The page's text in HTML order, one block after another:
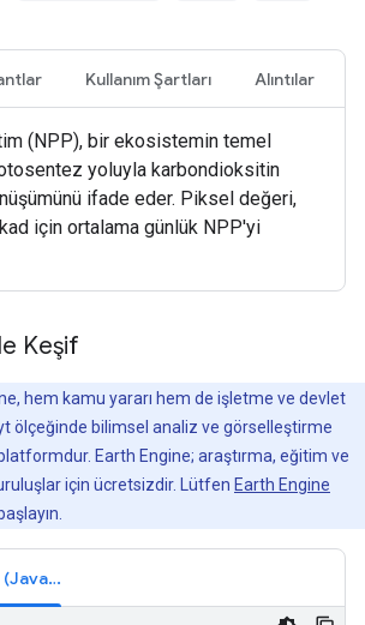
Kullanım Şartları Alıntılar
(NPP), bir ekosistemin temel
yoluyla karbondioksitin
ifade eder. Piksel değeri,
için ortalama günlük NPP'yi
Keşif
hem kamu yararı hem de işletme ve devlet
ölçeğinde bilimsel analiz ve görselleştirme
Earth Engine; araştırma, eğitim ve
için ücretsizdir. Lütfen Earth Engine
başlayın.
Kod Düzenleyici (JavaScript)